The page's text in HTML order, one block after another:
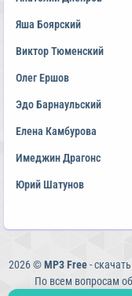
Яша Боярский
Виктор Тюменский
Олег Ершов
Эдо Барнаульский
Елена Камбурова
Имеджин Драгонс
Юрий Шатунов
2026 ©MP3 Free-
По всем вопросам